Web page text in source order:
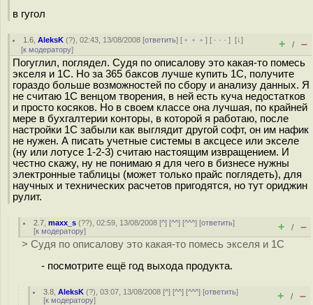
в гугол
1.6 ,AleksK (?), 02:43, 13/08/2008 [ответить] [ ﹢﹢﹢] [ · · ·][↓]
[к модератору] + / –
Погуглил, поглядел. Судя по описалову это какая-то помесь
экселя и 1С. Но за 365 баксов лучше купить 1С, получите
гораздо больше возможностей по сбору и анализу данных. Я
не считаю 1С венцом творения, в ней есть куча недостатков
и просто косяков. Но в своем классе она лучшая, по крайней
мере в бухгалтерии конторы, в которой я работаю, после
настройки 1С забыли как выглядит другой софт, он им нафик
не нужен. А писать учетные системы в аксцесе или экселе
(ну или лотусе 1-2-3) считаю настоящим извращением. И
честно скажу, ну не понимаю я для чего в бизнесе нужны
электронные таблицы (может только прайс поглядеть), для
научных и технических расчетов пригодятся, но тут ориджин
рулит.
2.7 ,maxx_s (??), 02:59, 13/08/2008 [^] [^^] [^^^] [ответить]
[к модератору] + / –
> Судя по описалову это какая-то помесь экселя и 1С
- посмотрите ещё год выхода продукта.
3.8 ,AleksK (?), 03:07, 13/08/2008 [^] [^^] [^^^] [ответить]
[к модератору] + / –